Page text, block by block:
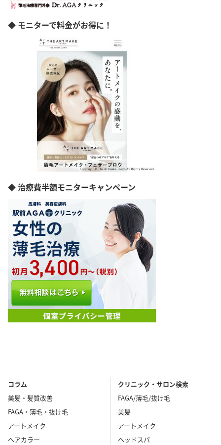
◆ モニターで料金がお得に！
◆ 治療費半額モニターキャンペーン
コラム
美髪・髪質改善
FAGA・薄毛・抜け毛
アートメイク
ヘアカラー
クリニック・サロン検索
FAGA/薄毛/抜け毛
美髪
アートメイク
ヘッドスパ